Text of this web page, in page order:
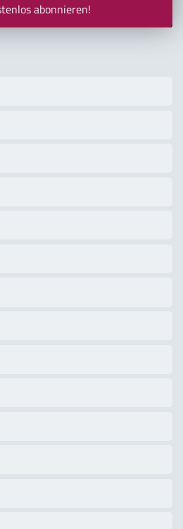
abonnieren!